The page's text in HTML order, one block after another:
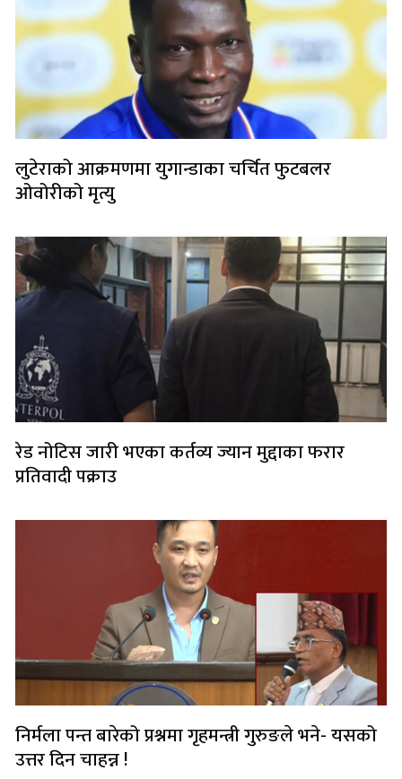
लुटेराको आक्रमणमा युगान्डाका चर्चित फुटबलर
ओवोरीको मृत्यु
रेड नोटिस जारी भएका कर्तव्य ज्यान मुद्दाका फरार
प्रतिवादी पक्राउ
निर्मला पन्त बारेको प्रश्नमा गृहमन्त्री गुरुङले भने- यसको
उत्तर दिन चाहन्न !